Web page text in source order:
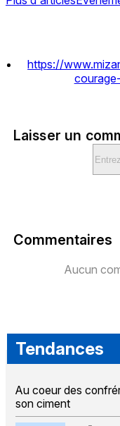
https://
Laisser un
Commentaires
Aucun
Tendances
Au coeur des
son ciment